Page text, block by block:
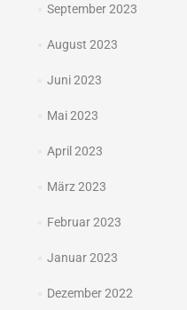
September 2023
August 2023
Juni 2023
Mai 2023
April 2023
März 2023
Februar 2023
Januar 2023
Dezember 2022